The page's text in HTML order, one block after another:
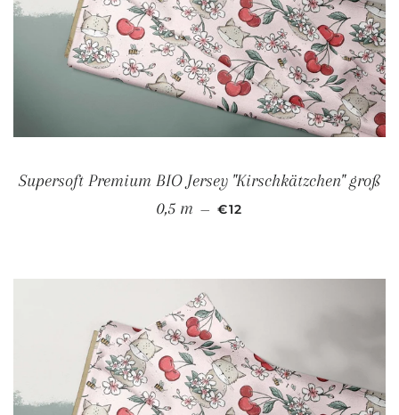
Supersoft Premium BIO Jersey "Kirschkätzchen" groß
0,5 m — NORMALER PREIS
€12